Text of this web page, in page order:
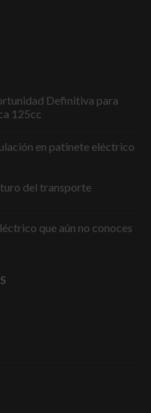
Definitiva para
125cc
en patinete eléctrico
del transporte
que aún no conoces